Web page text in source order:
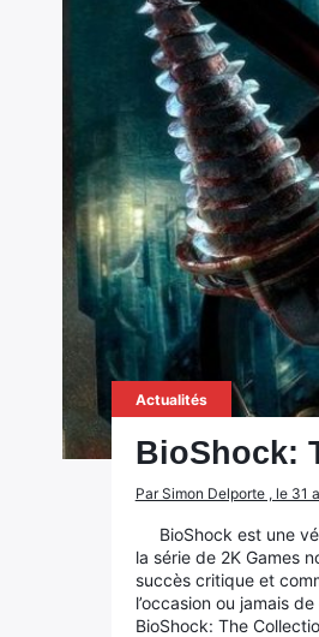
Actualités
BioShock:
Par Simon Delporte , le 31
BioShock est une
la série de 2K Games
succès critique et
l’occasion ou jamais
BioShock: The